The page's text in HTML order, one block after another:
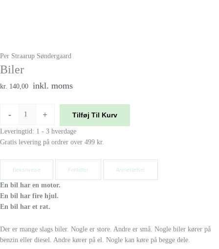
Per Straarup Søndergaard
Biler
kr. 140,00 inkl. moms
- + Tilføj Til Kurv
Leveringtid: 1 - 3 hverdage
Gratis levering på ordrer over 499 kr.
Beksrivelse Forfatter Anmeldelser
En bil har en motor.
En bil har fire hjul.
En bil har et rat.
Der er mange slags biler. Nogle er store. Andre er små. Nogle biler kører på
benzin eller diesel. Andre kører på el. Nogle kan køre på begge dele.